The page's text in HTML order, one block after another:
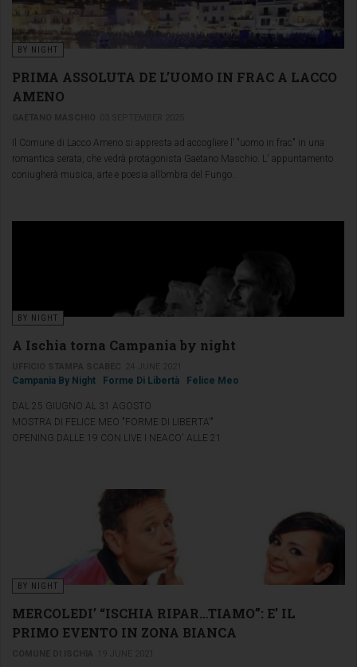
BY NIGHT
PRIMA ASSOLUTA DE L’UOMO IN FRAC A LACCO
AMENO
Il Comune di Lacco Ameno si appresta ad accogliere l’ "uomo in frac" in una
romantica serata, che vedrà protagonista Gaetano Maschio. L' appuntamento
coniugherà musica, arte e poesia all’ombra del Fungo.
BY NIGHT
A Ischia torna Campania by night
Campania By Night Forme Di Libertà Felice Meo
DAL 25 GIUGNO AL 31 AGOSTO
MOSTRA DI FELICE MEO "FORME DI LIBERTA'"
OPENING DALLE 19 CON LIVE I NEACO' ALLE 21
BY NIGHT
MERCOLEDI’ “ISCHIA RIPAR…TIAMO”: E’ IL
PRIMO EVENTO IN ZONA BIANCA